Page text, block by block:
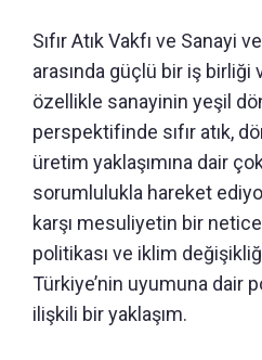
Sıfır Atık Vakfı ve Sanayi
arasında güçlü bir iş birliği
özellikle sanayinin yeşil
perspektifinde sıfır atık,
üretim yaklaşımına dair
sorumlulukla hareket
karşı mesuliyetin bir
politikası ve iklim
Türkiye’nin uyumuna dair
ilişkili bir yaklaşım.